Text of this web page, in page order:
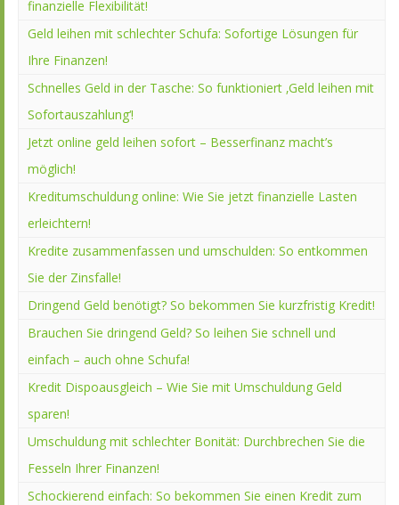
finanzielle Flexibilität!
Geld leihen mit schlechter Schufa: Sofortige Lösungen für
Ihre Finanzen!
Schnelles Geld in der Tasche: So funktioniert ‚Geld leihen mit
Sofortauszahlung‘!
Jetzt online geld leihen sofort – Besserfinanz macht’s
möglich!
Kreditumschuldung online: Wie Sie jetzt finanzielle Lasten
erleichtern!
Kredite zusammenfassen und umschulden: So entkommen
Sie der Zinsfalle!
Dringend Geld benötigt? So bekommen Sie kurzfristig Kredit!
Brauchen Sie dringend Geld? So leihen Sie schnell und
einfach – auch ohne Schufa!
Kredit Dispoausgleich – Wie Sie mit Umschuldung Geld
sparen!
Umschuldung mit schlechter Bonität: Durchbrechen Sie die
Fesseln Ihrer Finanzen!
Schockierend einfach: So bekommen Sie einen Kredit zum